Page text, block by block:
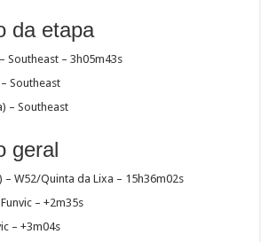
da etapa
Southeast – 3h05m43s
Southeast
– Southeast
geral
– W52/Quinta da Lixa – 15h36m02s
– +2m35s
– +3m04s